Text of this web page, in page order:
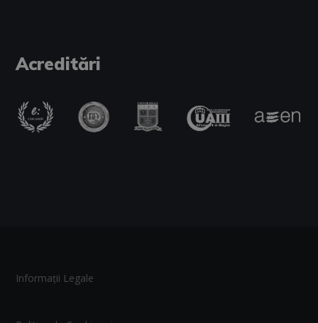
Acreditări
Informații Legale